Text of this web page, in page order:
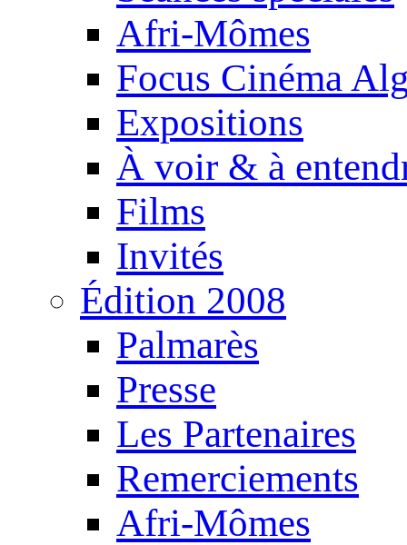
Afri-Mômes
Focus Cinéma
Expositions
À voir & à
Films
Invités
Édition 2008
Palmarès
Presse
Les Partenaires
Remerciements
Afri-Mômes